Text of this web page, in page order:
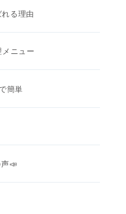
る理由
ニュー
簡単
📣